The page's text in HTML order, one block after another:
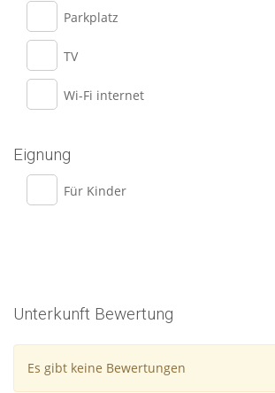
Parkplatz
TV
Wi-Fi internet
Eignung
Für Kinder
Unterkunft Bewertung
Es gibt keine Bewertungen